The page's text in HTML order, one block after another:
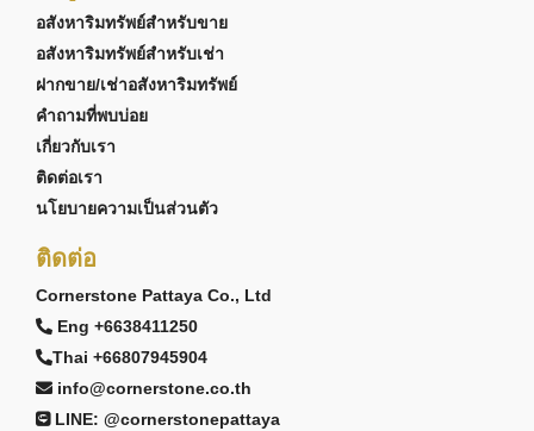
อสังหาริมทรัพย์สำหรับขาย
อสังหาริมทรัพย์สำหรับเช่า
ฝากขาย/เช่าอสังหาริมทรัพย์
คำถามที่พบบ่อย
เกี่ยวกับเรา
ติดต่อเรา
นโยบายความเป็นส่วนตัว
ติดต่อ
Cornerstone Pattaya Co., Ltd
Eng +6638411250
Thai +66807945904
info@cornerstone.co.th
LINE: @cornerstonepattaya